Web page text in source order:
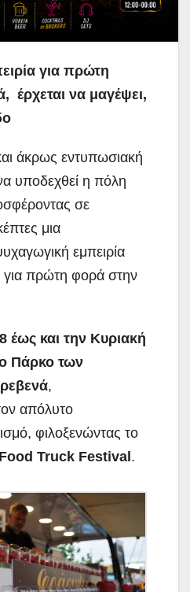
για πρώτη
έρχεται να μαγέψει,
άκρως εντυπωσιακή
υποδεχθεί η πόλη
σε
μια
εμπειρία
για πρώτη φορά στην
έως και την Κυριακή
Πάρκο των
,
απόλυτο
φιλοξενώντας το
Food Truck Festival.